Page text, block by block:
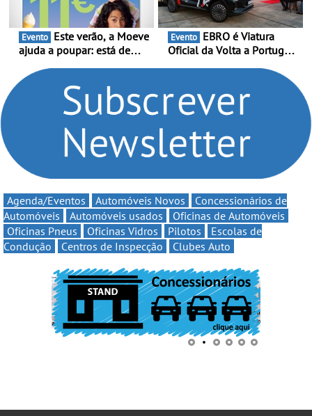
Evento
ajuda a poupar: está de
Volta” com descontos de
Evento
Oficial da Volta a Portugal
presença nacional ao lado
da mítica prova de ciclismo
e leva a sua gama SUV
multi-energia às estradas
de Portugal
Agenda/Eventos Automóveis Novos
Concessionários de
Automóveis
Automóveis usados
Oficinas de Automóveis
Oficinas Pneus
Oficinas Vidros Pilotos
Escolas de
Condução
Centros de Inspecção Clubes Auto